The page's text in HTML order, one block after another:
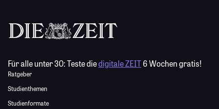
Für alle unter 30:Teste diedigitale ZEIT6 Wochen gratis!
Ratgeber
Studienthemen
Studienformate